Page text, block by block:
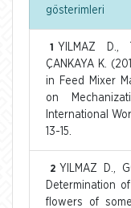
gösterimleri
1
YILMAZ D.,
ÇANKAYA K.
in Feed Mixer
on
International
13-15.
2 YILMAZ D.,
Determination
flowers of